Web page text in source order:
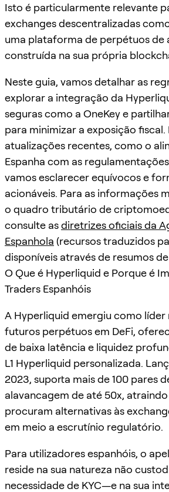
Isto é particularmente relevante
exchanges descentralizadas
uma plataforma de perpétuos de
construída na sua própria
Neste guia, vamos detalhar as
explorar a integração da
seguras como a OneKey e
para minimizar a exposição fiscal.
atualizações recentes, como o
Espanha com as
vamos esclarecer equívocos e
acionáveis. Para as informações
o quadro tributário de
consulte asdiretrizes oficiais da
Espanhola (recursos traduzidos
disponíveis através de resumos
O Que é Hyperliquid e Porque é
Traders Espanhóis
A Hyperliquid emergiu como
futuros perpétuos em DeFi,
de baixa latência e liquidez
L1 Hyperliquid personalizada.
2023, suporta mais de 100 pares
alavancagem de até 50x,
procuram alternativas às
em meio a escrutínio regulatório.
Para utilizadores espanhóis, o
reside na sua natureza não
necessidade de KYC—e na sua